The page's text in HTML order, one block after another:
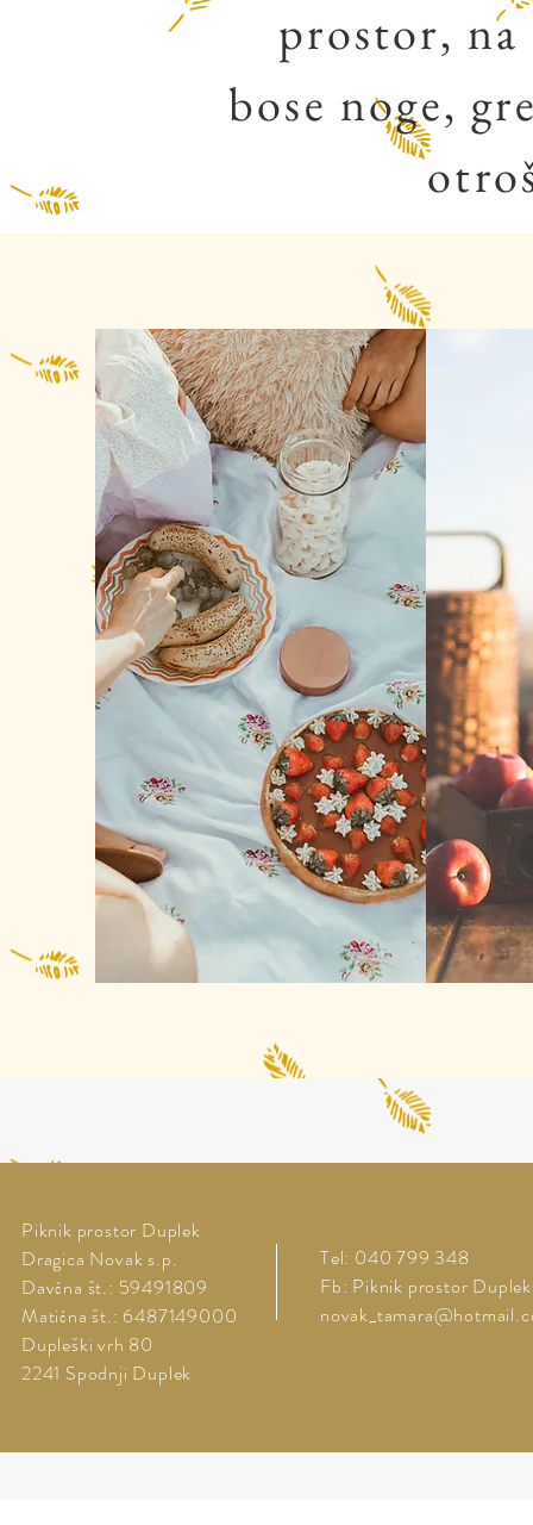
prostor, na
bose noge,
Piknik prostor Duplek
Dragica Novak s.p.
Davčna št.: 59491809
Matična št.: 6487149000
Dupleški vrh 80
2241 Spodnji Duplek
Tel: 040 799 348
Fb: Piknik prostor Duplek